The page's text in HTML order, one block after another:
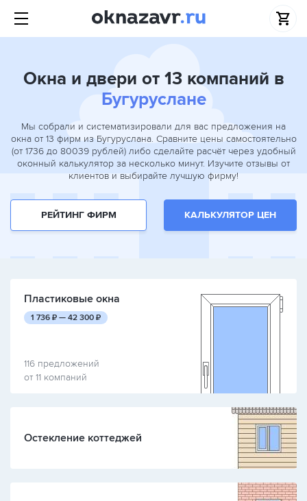
Окна и двери от 13 компаний в
Бугуруслане
Мы собрали и систематизировали для вас предложения на
окна от 13 фирм из Бугуруслана. Сравните цены самостоятельно
(от 1736 до 80039 рублей) либо сделайте расчёт через удобный
оконный калькулятор за несколько минут. Изучите отзывы от
клиентов и выбирайте лучшую фирму!
РЕЙТИНГ ФИРМ КАЛЬКУЛЯТОР ЦЕН
Пластиковые окна
1 736 руб.
₽ — 42 300 руб.
₽
116 предложений
от 11 компаний
Остекление коттеджей